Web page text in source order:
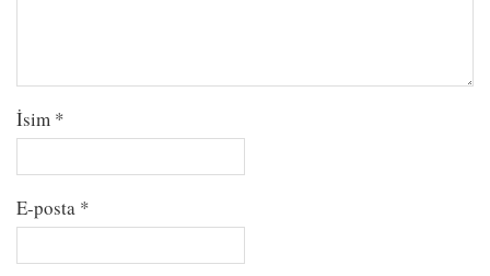
İsim *
E-posta *